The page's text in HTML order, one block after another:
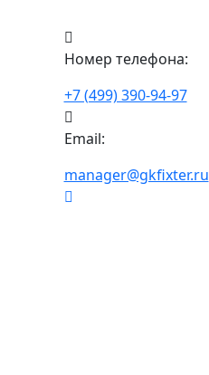
Номер телефона:
+7 (499) 390-94-97
Email:
manager@gkfixter.ru